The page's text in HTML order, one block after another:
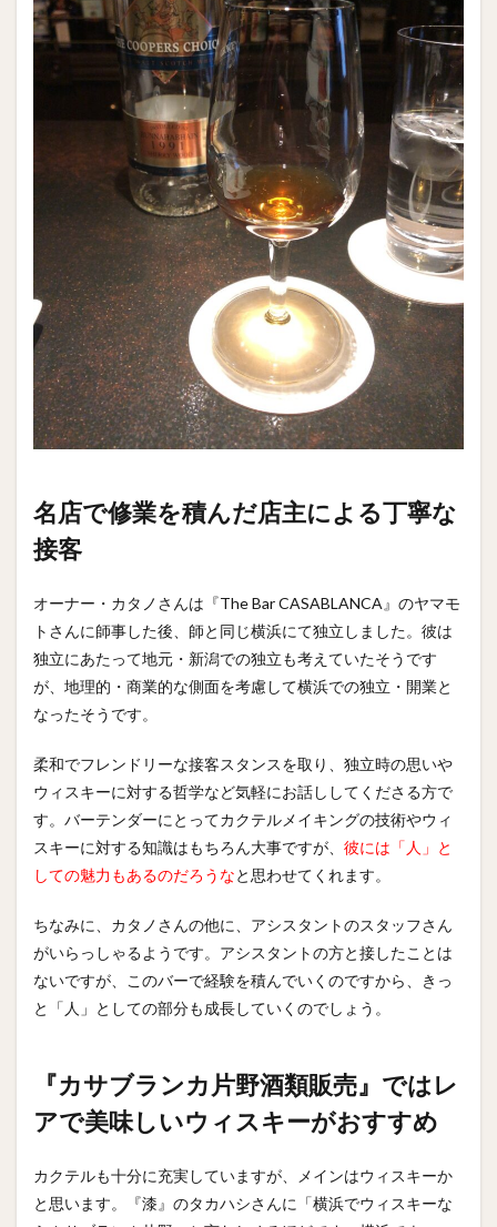
名店で修業を積んだ店主による丁寧な
接客
オーナー・カタノさんは『The Bar CASABLANCA』のヤマモ
トさんに師事した後、師と同じ横浜にて独立しました。彼は
独立にあたって地元・新潟での独立も考えていたそうです
が、地理的・商業的な側面を考慮して横浜での独立・開業と
なったそうです。
柔和でフレンドリーな接客スタンスを取り、独立時の思いや
ウィスキーに対する哲学など気軽にお話ししてくださる方で
す。バーテンダーにとってカクテルメイキングの技術やウィ
スキーに対する知識はもちろん大事ですが、 彼には「人」と
しての魅力もあるのだろうなと思わせてくれます。
ちなみに、カタノさんの他に、アシスタントのスタッフさん
がいらっしゃるようです。アシスタントの方と接したことは
ないですが、このバーで経験を積んでいくのですから、きっ
と「人」としての部分も成長していくのでしょう。
『カサブランカ片野酒類販売』ではレ
アで美味しいウィスキーがおすすめ
カクテルも十分に充実していますが、メインはウィスキーか
と思います。『漆』のタカハシさんに「横浜でウィスキーな